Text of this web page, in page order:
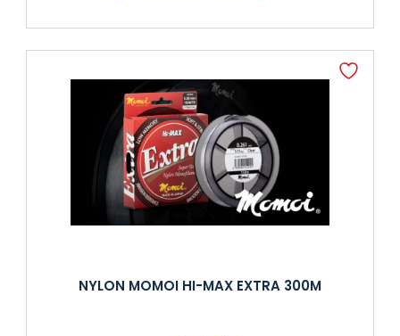
initial
était :
actuel
est :
79,99 €.
NYLON MOMOI HI-MAX EXTRA 300M